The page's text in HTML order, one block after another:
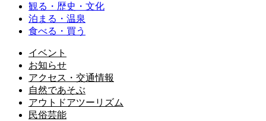
観る・歴史・文化
泊まる・温泉
食べる・買う
イベント
お知らせ
アクセス・交通情報
自然であそぶ
アウトドアツーリズム
民俗芸能